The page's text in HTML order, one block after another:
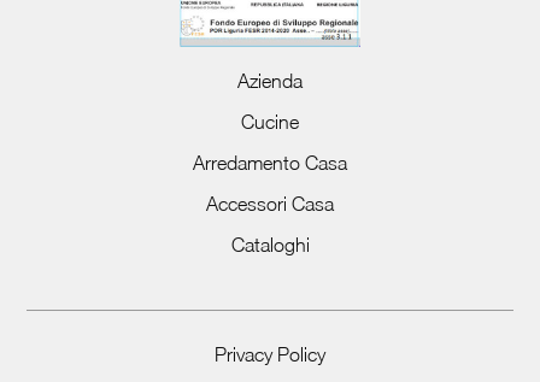
Azienda
Cucine
Arredamento Casa
Accessori Casa
Cataloghi
Privacy Policy